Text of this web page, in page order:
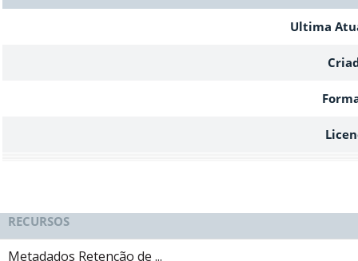
Ultima
RECURSOS
Metadados Retenção de ...